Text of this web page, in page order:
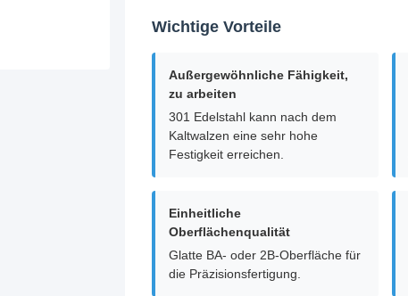
Wichtige Vorteile
Außergewöhnliche Fähigkeit,
zu arbeiten
301 Edelstahl kann nach dem
Kaltwalzen eine sehr hohe
Festigkeit erreichen.
Einheitliche
Oberflächenqualität
Glatte BA- oder 2B-Oberfläche für
die Präzisionsfertigung.